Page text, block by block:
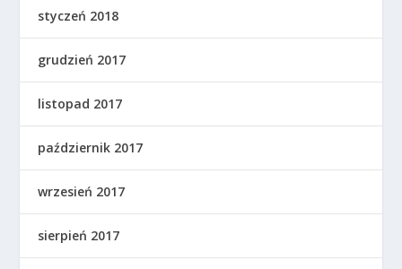
styczeń 2018
grudzień 2017
listopad 2017
październik 2017
wrzesień 2017
sierpień 2017